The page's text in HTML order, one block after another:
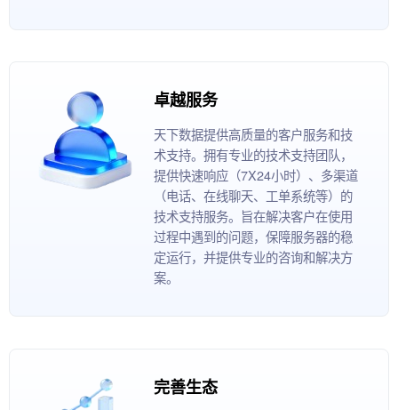
卓越服务
天下数据提供高质量的客户服务和技
术支持。拥有专业的技术支持团队，
提供快速响应（7X24小时）、多渠道
（电话、在线聊天、工单系统等）的
技术支持服务。旨在解决客户在使用
过程中遇到的问题，保障服务器的稳
定运行，并提供专业的咨询和解决方
案。
完善生态